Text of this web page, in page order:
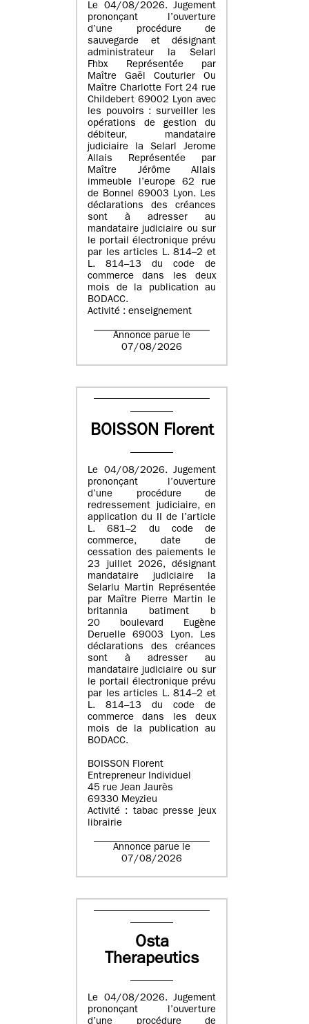
Le 04/08/2026. Jugement
prononçant l’ouverture
d’une procédure de
sauvegarde et désignant
administrateur la Selarl
Fhbx Représentée par
Maître Gaël Couturier Ou
Maître Charlotte Fort 24 rue
Childebert 69002 Lyon avec
les pouvoirs : surveiller les
opérations de gestion du
débiteur, mandataire
judiciaire la Selarl Jerome
Allais Représentée par
Maître Jérôme Allais
immeuble l’europe 62 rue
de Bonnel 69003 Lyon. Les
déclarations des créances
sont à adresser au
mandataire judiciaire ou sur
le portail électronique prévu
par les articles L. 814–2 et
L. 814–13 du code de
commerce dans les deux
mois de la publication au
BODACC.
Activité : enseignement
Annonce parue le
07/08/2026
BOISSON Florent
Le 04/08/2026. Jugement
prononçant l’ouverture
d’une procédure de
redressement judiciaire, en
application du II de l’article
L. 681–2 du code de
commerce, date de
cessation des paiements le
23 juillet 2026, désignant
mandataire judiciaire la
Selarlu Martin Représentée
par Maître Pierre Martin le
britannia batiment b
20 boulevard Eugène
Deruelle 69003 Lyon. Les
déclarations des créances
sont à adresser au
mandataire judiciaire ou sur
le portail électronique prévu
par les articles L. 814–2 et
L. 814–13 du code de
commerce dans les deux
mois de la publication au
BODACC.
BOISSON Florent
Entrepreneur Individuel
45 rue Jean Jaurès
69330 Meyzieu
Activité : tabac presse jeux
librairie
Annonce parue le
07/08/2026
Osta
Therapeutics
Le 04/08/2026. Jugement
prononçant l’ouverture